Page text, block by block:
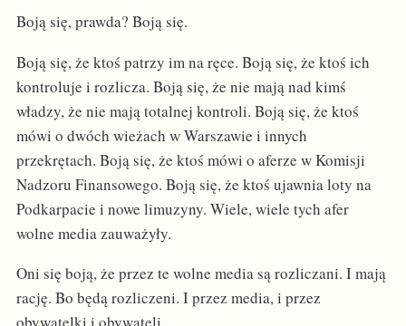
Boją się, prawda? Boją się.
Boją się, że ktoś patrzy im na ręce. Boją się, że ktoś ich
kontroluje i rozlicza. Boją się, że nie mają nad kimś
władzy, że nie mają totalnej kontroli. Boją się, że ktoś
mówi o dwóch wieżach w Warszawie i innych
przekrętach. Boją się, że ktoś mówi o aferze w Komisji
Nadzoru Finansowego. Boją się, że ktoś ujawnia loty na
Podkarpacie i nowe limuzyny. Wiele, wiele tych afer
wolne media zauważyły.
Oni się boją, że przez te wolne media są rozliczani. I mają
rację. Bo będą rozliczeni. I przez media, i przez